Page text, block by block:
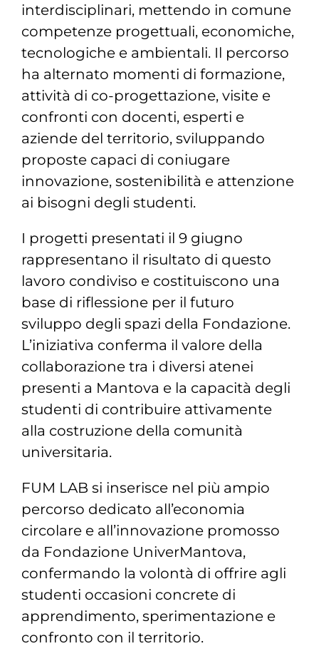
interdisciplinari, mettendo in comune
competenze progettuali, economiche,
tecnologiche e ambientali. Il percorso
ha alternato momenti di formazione,
attività di co-progettazione, visite e
confronti con docenti, esperti e
aziende del territorio, sviluppando
proposte capaci di coniugare
innovazione, sostenibilità e attenzione
ai bisogni degli studenti.
I progetti presentati il 9 giugno
rappresentano il risultato di questo
lavoro condiviso e costituiscono una
base di riflessione per il futuro
sviluppo degli spazi della Fondazione.
L’iniziativa conferma il valore della
collaborazione tra i diversi atenei
presenti a Mantova e la capacità degli
studenti di contribuire attivamente
alla costruzione della comunità
universitaria.
FUM LAB si inserisce nel più ampio
percorso dedicato all’economia
circolare e all’innovazione promosso
da Fondazione UniverMantova,
confermando la volontà di offrire agli
studenti occasioni concrete di
apprendimento, sperimentazione e
confronto con il territorio.